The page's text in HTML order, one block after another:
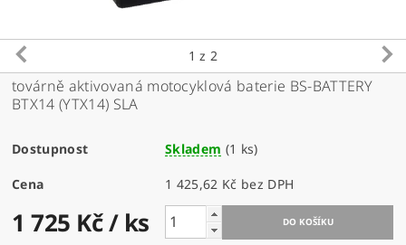
1 z 2
továrně aktivovaná motocyklová baterie BS-BATTERY
BTX14 (YTX14) SLA
Dostupnost Skladem (1 ks)
Cena 1 425,62 Kč bez DPH
1 725 Kč/ ks